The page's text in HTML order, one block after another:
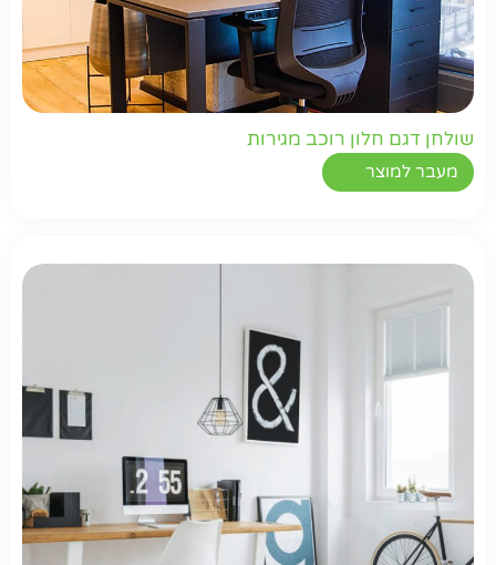
שולחן דגם חלון רוכב מגירות
מעבר למוצר